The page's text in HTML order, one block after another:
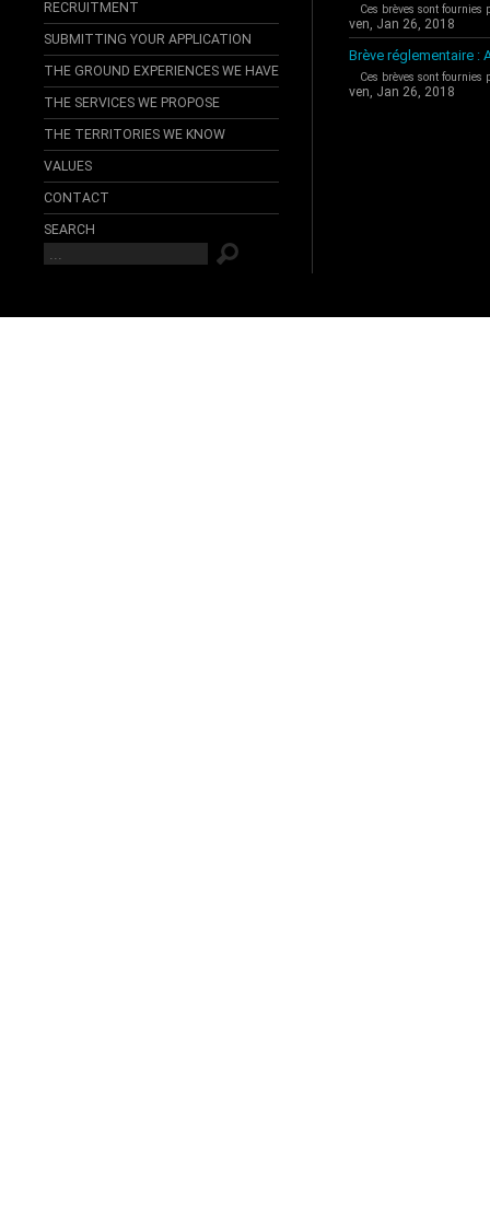
RECRUITMENT
SUBMITTING YOUR APPLICATION
THE GROUND EXPERIENCES WE HAVE
THE SERVICES WE PROPOSE
THE TERRITORIES WE KNOW
VALUES
CONTACT
SEARCH
Ces brèves sont fournies
ven, Jan 26, 2018
Brève réglementaire :
Ces brèves sont fournies
ven, Jan 26, 2018